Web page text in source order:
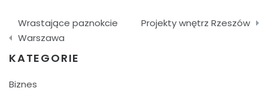
Nawigacja
wpisu
Wrastające paznokcie
Warszawa
Projekty wnętrz Rzeszów
KATEGORIE
Biznes